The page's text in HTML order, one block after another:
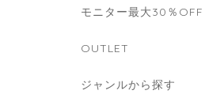
モニター最大30％OFF
OUTLET
ジャンルから探す